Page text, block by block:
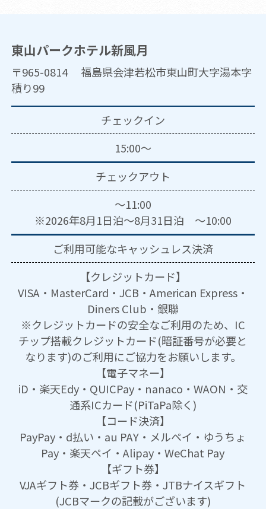
東山パークホテル新風月
〒965-0814 福島県会津若松市東山町大字湯本字
積り99
チェックイン
15:00～
チェックアウト
～11:00
※2026年8月1日泊～8月31日泊 ～10:00
ご利用可能なキャッシュレス決済
【クレジットカード】
VISA・MasterCard・JCB・American Express・
Diners Club・銀聯
※クレジットカードの安全なご利用のため、IC
チップ搭載クレジットカード(暗証番号が必要と
なります)のご利用にご協力をお願いします。
【電子マネー】
iD・楽天Edy・QUICPay・nanaco・WAON・交
通系ICカード(PiTaPa除く)
【コード決済】
PayPay・d払い・au PAY・メルペイ・ゆうちょ
Pay・楽天ペイ・Alipay・WeChat Pay
【ギフト券】
VJAギフト券・JCBギフト券・JTBナイスギフト
(JCBマークの記載がございます)